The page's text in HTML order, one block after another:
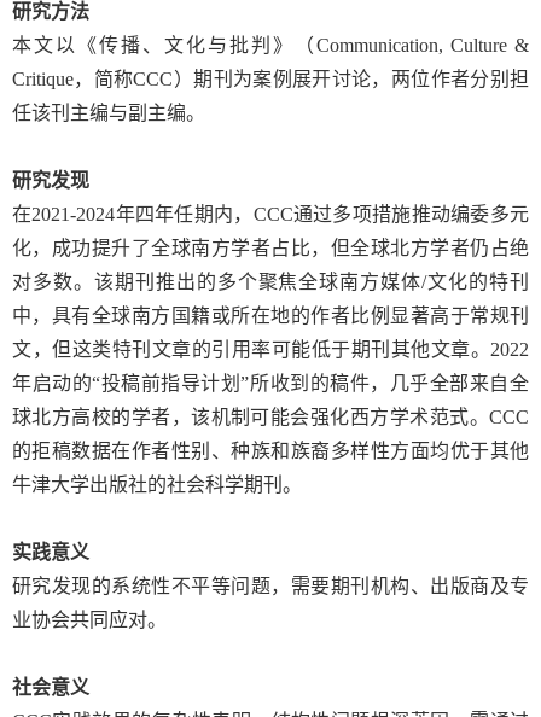
研究方法
本文以《传播、文化与批判》（Communication, Culture &
Critique， 简称CCC）期刊为案例展开讨论，两位作者分别担
任该刊主编与副主编。
研究发现
在2021-2024年四年任期内， CCC通过多项措施推动编委多元
化，成功提升了全球南方学者占比，但全球北方学者仍占绝
对多数。该期刊推出的多个聚焦全球南方媒体/文化的特刊
中，具有全球南方国籍或所在地的作者比例显著高于常规刊
文，但这类特刊文章的引用率可能低于期刊其他文章。 2022
年启动的“投稿前指导计划”所收到的稿件，几乎全部来自全
球北方高校的学者，该机制可能会强化西方学术范式。 CCC
的拒稿数据在作者性别、种族和族裔多样性方面均优于其他
牛津大学出版社的社会科学期刊。
实践意义
研究发现的系统性不平等问题，需要期刊机构、出版商及专
业协会共同应对。
社会意义